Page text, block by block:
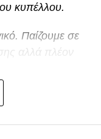
κυπέλλου.
Παίζουμε σε
αλλά πλέον